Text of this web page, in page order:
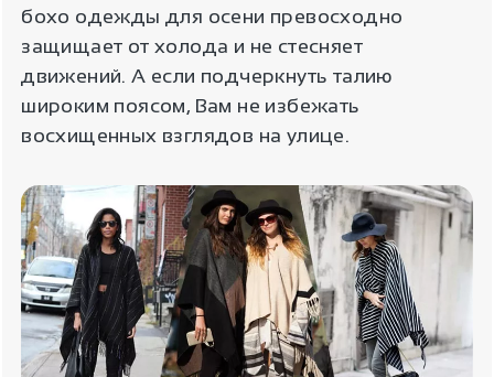
бохо одежды для осени превосходно
защищает от холода и не стесняет
движений. А если подчеркнуть талию
широким поясом, Вам не избежать
восхищенных взглядов на улице.